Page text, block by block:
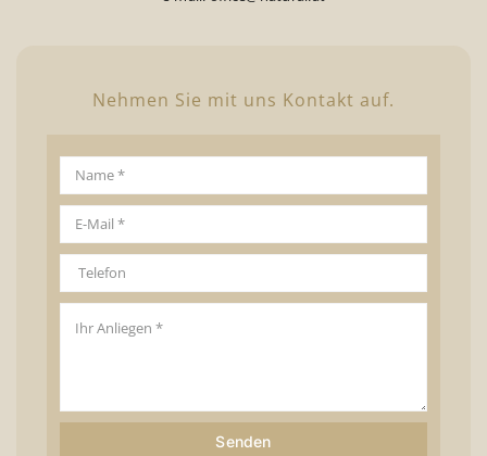
Nehmen Sie mit uns Kontakt auf.
Senden